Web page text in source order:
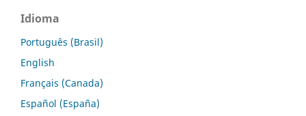
Idioma
Português (Brasil)
English
Français (Canada)
Español (España)